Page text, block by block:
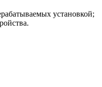
установкой;